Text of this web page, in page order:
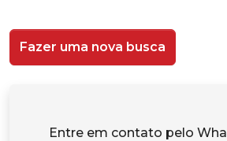
Fazer uma nova busca
Entre em contato pelo